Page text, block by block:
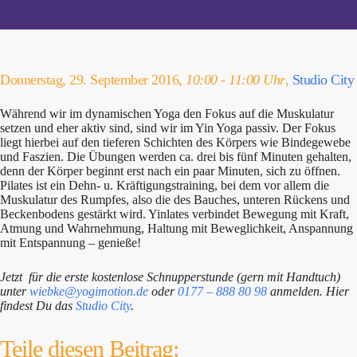
Donnerstag, 29. September 2016, 10:00 - 11:00 Uhr, Studio City
Während wir im dynamischen Yoga den Fokus auf die Muskulatur
setzen und eher aktiv sind, sind wir im Yin Yoga passiv. Der Fokus
liegt hierbei auf den tieferen Schichten des Körpers wie Bindegewebe
und Faszien. Die Übungen werden ca. drei bis fünf Minuten gehalten,
denn der Körper beginnt erst nach ein paar Minuten, sich zu öffnen.
Pilates ist ein Dehn- u. Kräftigungstraining, bei dem vor allem die
Muskulatur des Rumpfes, also die des Bauches, unteren Rückens und
Beckenbodens gestärkt wird. Yinlates verbindet Bewegung mit Kraft,
Atmung und Wahrnehmung, Haltung mit Beweglichkeit, Anspannung
mit Entspannung – genieße!
Jetzt für die erste kostenlose Schnupperstunde (gern mit Handtuch)
unterwiebke@yogimotion.de oder0177 – 888 80 98 anmelden. Hier
findest Du das Studio City.
Teile diesen Beitrag: